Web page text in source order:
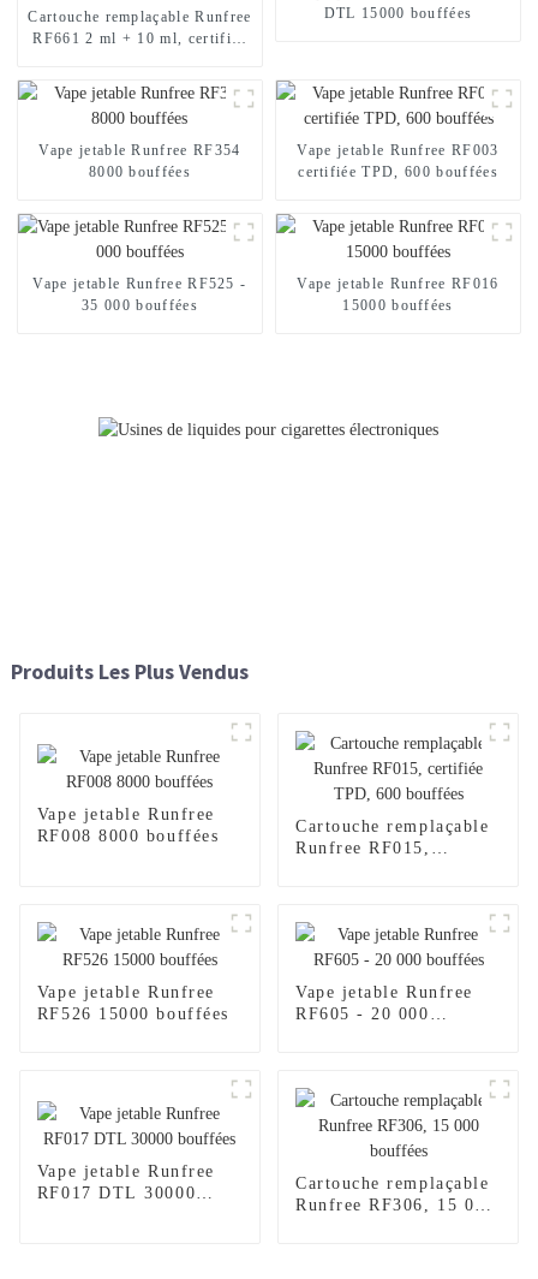
Cartouche remplaçable Runfree
RF661 2 ml + 10 ml, certifiée
DTL 15000 bouffées
Vape jetable Runfree RF354
8000 bouffées
Vape jetable Runfree RF003
certifiée TPD, 600 bouffées
Vape jetable Runfree RF525 -
35 000 bouffées
Vape jetable Runfree RF016
15000 bouffées
Produits Les Plus Vendus
Vape jetable Runfree
RF008 8000 bouffées
Cartouche remplaçable
Runfree RF015,
Vape jetable Runfree
RF526 15000 bouffées
Vape jetable Runfree
RF605 - 20 000
Vape jetable Runfree
RF017 DTL 30000
Cartouche remplaçable
Runfree RF306, 15 000